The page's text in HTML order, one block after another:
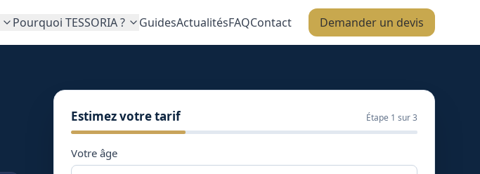
Pourquoi TESSORIA ? GuidesActualitésFAQContact Demander un devis
Estimez votre tarif Étape 1 sur 3
Votre âge